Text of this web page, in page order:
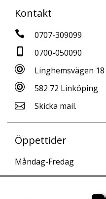
Kontakt
0707-309099
0700-050090
Linghemsvägen 18
582 72 Linköping
Skicka mail.
Öppettider
Måndag-Fredag
Lördagar
Söndagar & Helgdagar